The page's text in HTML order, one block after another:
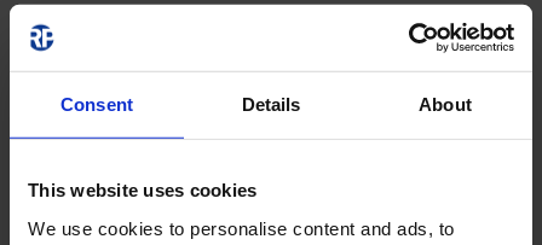
Consent Details About
This website uses cookies
We use cookies to personalise content and ads, to
Die wichtigsten Zahlen:
Mehr als 60 Einrichtungen in ganz Deutschland
4 Stockwerke